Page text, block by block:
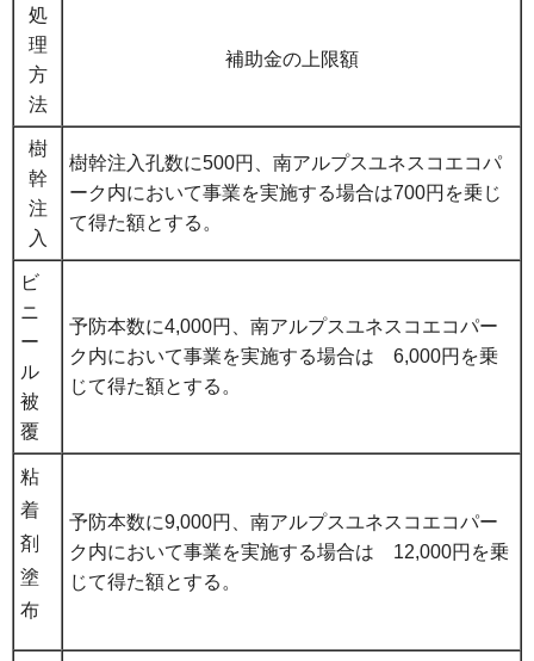
処
理
方
法
補助金の上限額
樹
幹
注
入
樹幹注入孔数に500円、南アルプスユネスコエコパ
ーク内において事業を実施する場合は700円を乗じ
て得た額とする。
ビ
ニ
ー
ル
被
覆
予防本数に4,000円、南アルプスユネスコエコパー
ク内において事業を実施する場合は 6,000円を乗
じて得た額とする。
粘
着
剤
塗
布
予防本数に9,000円、南アルプスユネスコエコパー
ク内において事業を実施する場合は 12,000円を乗
じて得た額とする。